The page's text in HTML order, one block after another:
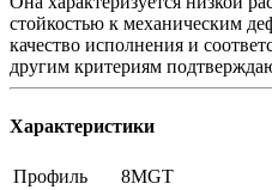
стойкостью к механическим
качество исполнения и
другим критериям
Характеристики
Профиль
8MGT